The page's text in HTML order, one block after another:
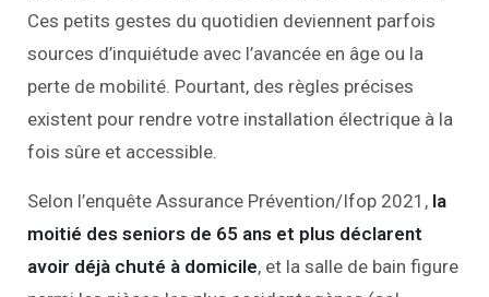
Ces petits gestes du quotidien deviennent parfois
sources d’inquiétude avec l’avancée en âge ou la
perte de mobilité. Pourtant, des règles précises
existent pour rendre votre installation électrique à la
fois sûre et accessible.
Selon l’enquête Assurance Prévention/Ifop 2021, la
moitié des seniors de 65 ans et plus déclarent
avoir déjà chuté à domicile, et la salle de bain figure